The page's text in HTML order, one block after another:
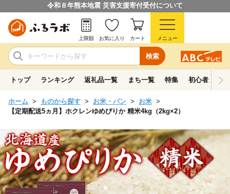
令和８年熊本地震 災害支援寄付受付について
検索
上限額 お気に入り カート メニュー
トップ ランキング 返礼品一覧 まち一覧 特集 初心者ガイド
ホーム ものから探す お米・パン
お米
【定期配送5ヵ月】ホクレンゆめぴりか 精米4kg（2kg×2）